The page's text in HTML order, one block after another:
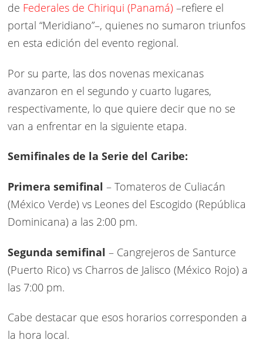
de Federales de Chiriqui (Panamá) –refiere el
portal “Meridiano”–, quienes no sumaron triunfos
en esta edición del evento regional.
Por su parte, las dos novenas mexicanas
avanzaron en el segundo y cuarto lugares,
respectivamente, lo que quiere decir que no se
van a enfrentar en la siguiente etapa.
Semifinales de la Serie del Caribe:
Primera semifinal – Tomateros de Culiacán
(México Verde) vs Leones del Escogido (República
Dominicana) a las 2:00 pm.
Segunda semifinal – Cangrejeros de Santurce
(Puerto Rico) vs Charros de Jalisco (México Rojo) a
las 7:00 pm.
Cabe destacar que esos horarios corresponden a
la hora local.